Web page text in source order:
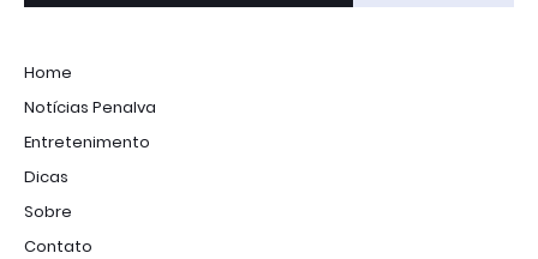
Home
Notícias Penalva
Entretenimento
Dicas
Sobre
Contato